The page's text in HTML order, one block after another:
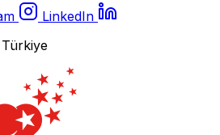
LinkedIn